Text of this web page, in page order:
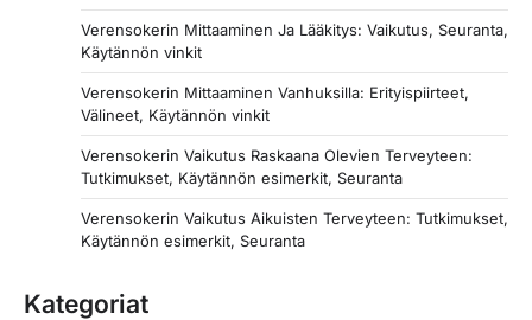
Verensokerin Mittaaminen Ja Lääkitys: Vaikutus, Seuranta,
Käytännön vinkit
Verensokerin Mittaaminen Vanhuksilla: Erityispiirteet,
Välineet, Käytännön vinkit
Verensokerin Vaikutus Raskaana Olevien Terveyteen:
Tutkimukset, Käytännön esimerkit, Seuranta
Verensokerin Vaikutus Aikuisten Terveyteen: Tutkimukset,
Käytännön esimerkit, Seuranta
Kategoriat